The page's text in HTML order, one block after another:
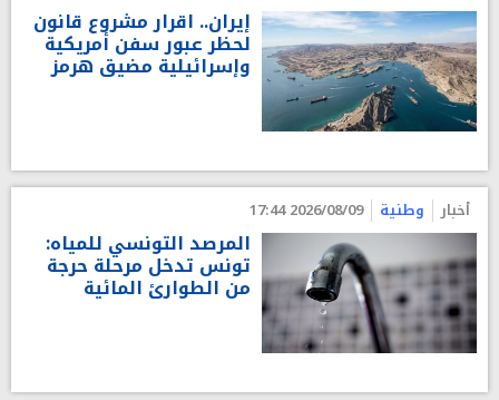
إيران.. اقرار مشروع قانون
لحظر عبور سفن أمريكية
وإسرائيلية مضيق هرمز
أخبار وطنية 2026/08/09 17:44
المرصد التونسي للمياه:
تونس تدخل مرحلة حرجة
من الطوارئ المائية